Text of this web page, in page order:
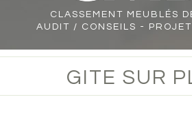
CLASSEMENT
MEUBLÉS
AUDIT / CONSEILS -
GITE SUR